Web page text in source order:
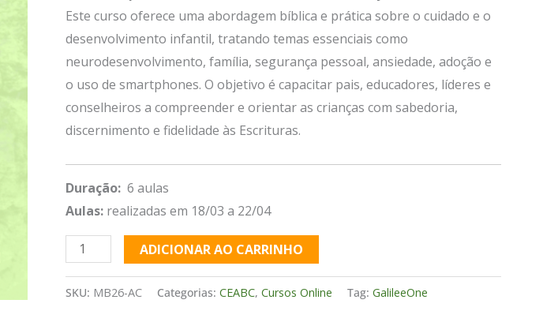
Este curso oferece uma abordagem bíblica e prática sobre o cuidado e o
desenvolvimento infantil, tratando temas essenciais como
neurodesenvolvimento, família, segurança pessoal, ansiedade, adoção e
o uso de smartphones. O objetivo é capacitar pais, educadores, líderes e
conselheiros a compreender e orientar as crianças com sabedoria,
discernimento e fidelidade às Escrituras.
Duração: 6 aulas
Aulas: realizadas em 18/03 a 22/04
ADICIONAR AO CARRINHO
SKU: MB26-AC Categorias: CEABC, Cursos Online Tag: GalileeOne